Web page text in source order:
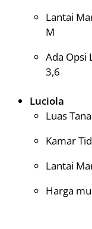
Lantai
M
Ada Opsi
3,6
Luciola
Luas
Kamar
Lantai
Harga